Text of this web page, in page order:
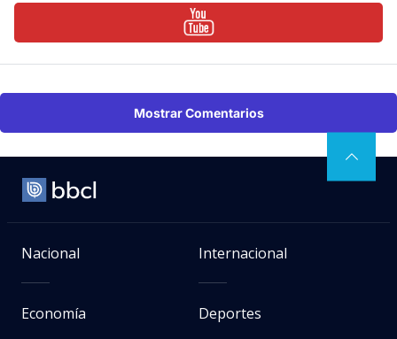
Mostrar Comentarios
Nacional Internacional
Economía Deportes